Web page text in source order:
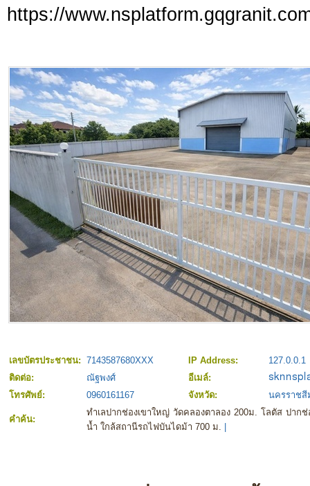
https://
เลขบัตรประชาชน: 7143587680XXX IP Address:
127.0.0.1
ติดต่อ:
ณัฐพงศ์
อีเมล์:
โทรศัพย์:
0960161167 จังหวัด: นครราชสี
คำค้น:
ทำเลปากช่องเขาใหญ่ วัดคลองตาลอง 200ม. โลตัส ปา
น้ำ ใกล้สถานีรถไฟบันไดม้า 700 ม.